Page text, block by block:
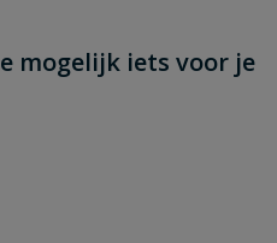
mogelijk iets voor je